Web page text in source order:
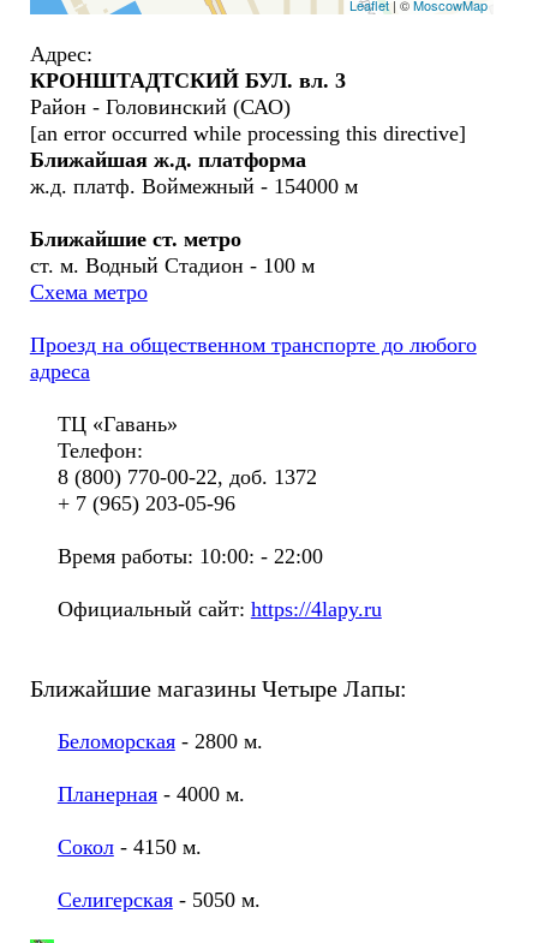
Leaflet| ©MoscowMap
Адрес:
КРОНШТАДТСКИЙ БУЛ. вл. 3
Район - Головинский (САО)
[an error occurred while processing this directive]
Ближайшая ж.д. платформа
ж.д. платф. Воймежный - 154000 м
Ближайшие ст. метро
ст. м. Водный Стадион - 100 м
Схема метро
Проезд на общественном транспорте до любого
адреса
ТЦ «Гавань»
Телефон:
8 (800) 770-00-22, доб. 1372
+ 7 (965) 203-05-96
Время работы: 10:00: - 22:00
Официальный сайт: https://4lapy.ru
Ближайшие магазины Четыре Лапы:
Беломорская- 2800 м.
Планерная- 4000 м.
Сокол- 4150 м.
Селигерская- 5050 м.